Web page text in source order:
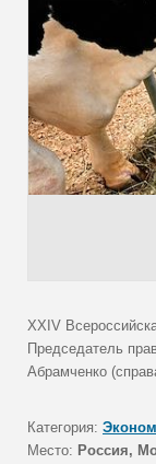
XXIV
Председатель
Абрамченко
Категория:
Место: Россия,